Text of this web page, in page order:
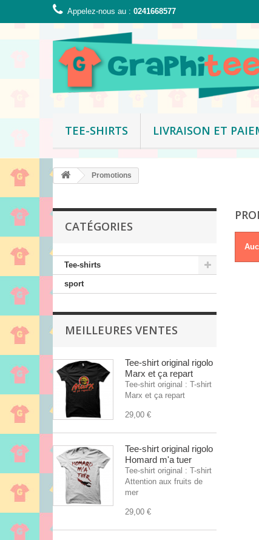
Appelez-nous au : 0241668577
TEE-SHIRTS LIVRAISON ET
Promotions
CATÉGORIES
Tee-shirts
sport
MEILLEURES VENTES
Tee-shirt original rigolo
Marx et ça repart
Tee-shirt original : T-shirt
Marx et ça repart
29,00 €
Tee-shirt original rigolo
Homard m'a tuer
Tee-shirt original : T-shirt
Attention aux fruits de
mer
29,00 €